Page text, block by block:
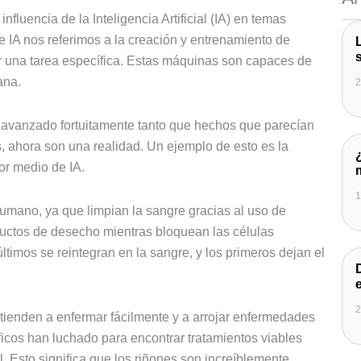
de la Inteligencia Artificial (IA) en temas
nos referimos a la creación y entrenamiento de
tarea específica. Estas máquinas son capaces de
fortuitamente tanto que hechos que parecían
son una realidad. Un ejemplo de esto es la
medio de IA.
ya que limpian la sangre gracias al uso de
de desecho mientras bloquean las células
se reintegran en la sangre, y los primeros dejan el
a enfermar fácilmente y a arrojar enfermedades
han luchado para encontrar tratamientos viables